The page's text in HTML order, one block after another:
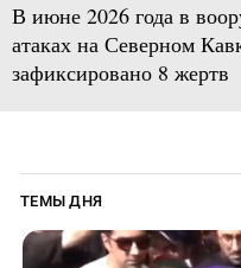
В июне 2026 года в
атаках на Северном
зафиксировано 8 жертв
ТЕМЫ ДНЯ